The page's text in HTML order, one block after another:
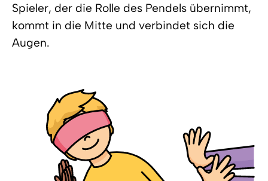
Spieler, der die Rolle des Pendels übernimmt,
kommt in die Mitte und verbindet sich die
Augen.